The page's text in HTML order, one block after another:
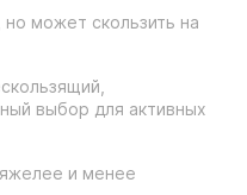
может скользить на
выбор для активных
и менее